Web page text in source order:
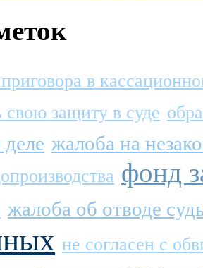
в
свою защиту в суде
жалоба на
фонд
жалоба об отводе
не согласен с